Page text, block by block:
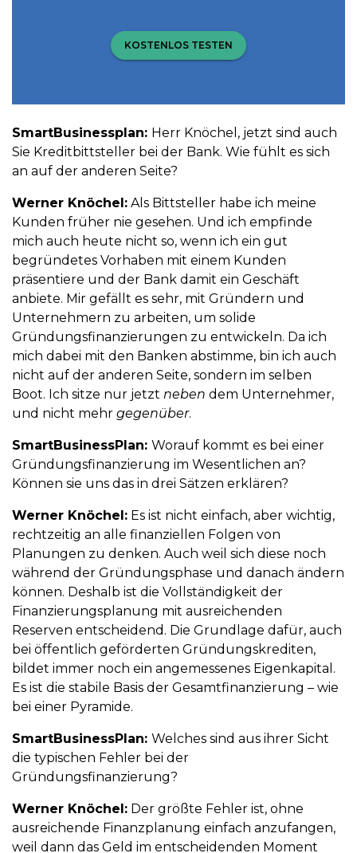
KOSTENLOS TESTEN
SmartBusinessplan: Herr Knöchel, jetzt sind auch
Sie Kreditbittsteller bei der Bank. Wie fühlt es sich
an auf der anderen Seite?
Werner Knöchel: Als Bittsteller habe ich meine
Kunden früher nie gesehen. Und ich empfinde
mich auch heute nicht so, wenn ich ein gut
begründetes Vorhaben mit einem Kunden
präsentiere und der Bank damit ein Geschäft
anbiete. Mir gefällt es sehr, mit Gründern und
Unternehmern zu arbeiten, um solide
Gründungsfinanzierungen zu entwickeln. Da ich
mich dabei mit den Banken abstimme, bin ich auch
nicht auf der anderen Seite, sondern im selben
Boot. Ich sitze nur jetzt neben dem Unternehmer,
und nicht mehr gegenüber.
SmartBusinessPlan: Worauf kommt es bei einer
Gründungsfinanzierung im Wesentlichen an?
Können sie uns das in drei Sätzen erklären?
Werner Knöchel: Es ist nicht einfach, aber wichtig,
rechtzeitig an alle finanziellen Folgen von
Planungen zu denken. Auch weil sich diese noch
während der Gründungsphase und danach ändern
können. Deshalb ist die Vollständigkeit der
Finanzierungsplanung mit ausreichenden
Reserven entscheidend. Die Grundlage dafür, auch
bei öffentlich geförderten Gründungskrediten,
bildet immer noch ein angemessenes Eigenkapital.
Es ist die stabile Basis der Gesamtfinanzierung – wie
bei einer Pyramide.
SmartBusinessPlan: Welches sind aus ihrer Sicht
die typischen Fehler bei der
Gründungsfinanzierung?
Werner Knöchel: Der größte Fehler ist, ohne
ausreichende Finanzplanung einfach anzufangen,
weil dann das Geld im entscheidenden Moment